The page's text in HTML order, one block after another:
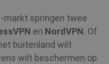
springen twee
en NordVPN. Of
buitenland wilt
wilt beschermen op